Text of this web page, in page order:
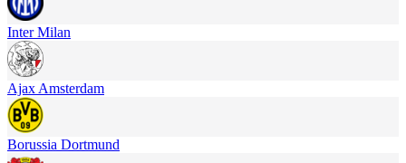
Inter Milan
Ajax Amsterdam
Borussia Dortmund